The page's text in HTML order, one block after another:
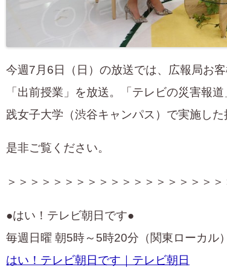
今週7月6日（日）の放送では、広報局お
「出前授業」を放送。「テレビの災害報
践女子大学（渋谷キャンパス）で実施した
是非ご覧ください。
＞＞＞＞＞＞＞＞＞＞＞＞＞＞＞＞＞＞
●はい！テレビ朝日です●
毎週日曜 朝5時～5時20分（関東ローカル）
はい！テレビ朝日です｜テレビ朝日